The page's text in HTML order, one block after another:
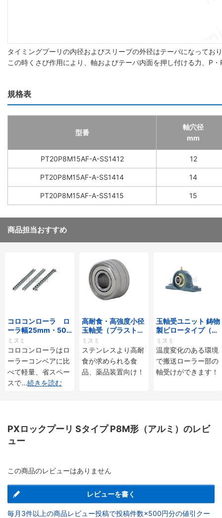
タイミングプーリの内径およびスリーブの外径はテーパになって
この時くさび作用により、軸およびテーパ内面を押し付ける力、P
規格表
型番
軸穴径
mm
PT20P8M15AF-A-SS1412 12
PT20P8M15AF-A-SS1414 14
PT20P8M15AF-A-SS1415 15
商品担当おすすめ
コロコンローラ ロ
ーラ幅25mm・50
mmタイプ
ミスミ
コロコンローラはロ
ーラーコンベアに比
べて軽量、省スペー
スで...続きを読む
高耐食・高強度小径
玉軸受（プラストロ
ベアリング）
ミスミ
ステンレスより高耐
食が求められる食
品、薬品装置向け！
玉軸受ユニット 鋳物
製ピロータイプ（耐
熱用）
ミスミ
温度変化のある環境
で搬送ローラー部の
軸受けができます！
PXロックプーリ Sタイプ P8M形（アルミ）のレビ
ュー
この商品のレビューはありません
レビューを書く
毎月3件以上の商品レビュー投稿で投稿件数×500円分の値引クー